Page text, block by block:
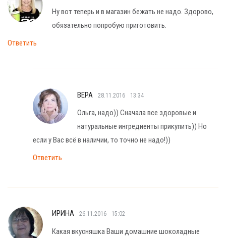
Ну вот теперь и в магазин бежать не надо. Здорово,
обязательно попробую приготовить.
Ответить
ВЕРА 28.11.2016 13:34
Ольга, надо)) Сначала все здоровые и
натуральные ингредиенты прикупить)) Но
если у Вас всё в наличии, то точно не надо!))
Ответить
ИРИНА 26.11.2016 15:02
Какая вкусняшка Ваши домашние шоколадные